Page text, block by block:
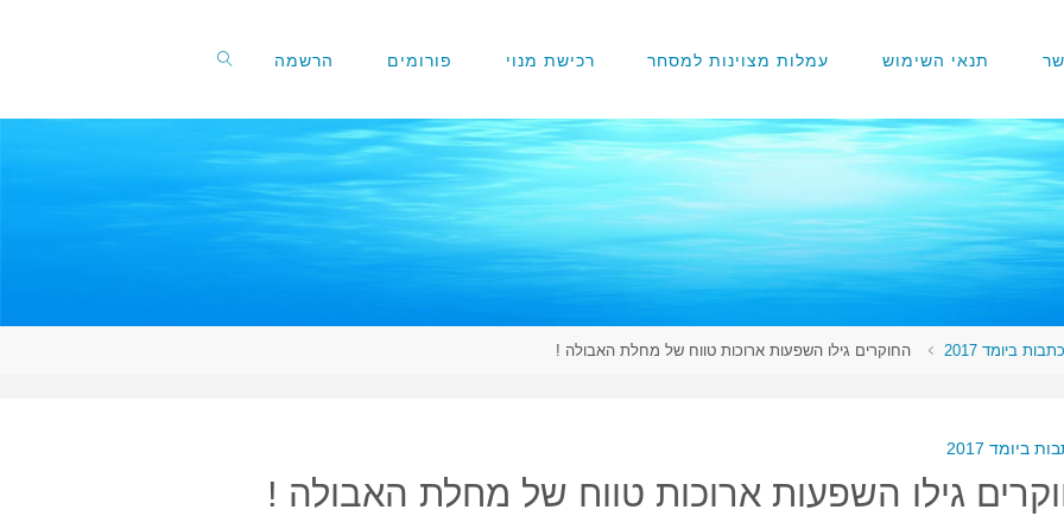
תנאי השימוש עמלות מצוינות למסחר רכישת מנוי פורומים הרשמה
כתבות ביומד 2017 החוקרים גילו השפעות ארוכות טווח של מחלת האבולה !
ביומד 2017
גילו השפעות ארוכות טווח של מחלת האבולה !